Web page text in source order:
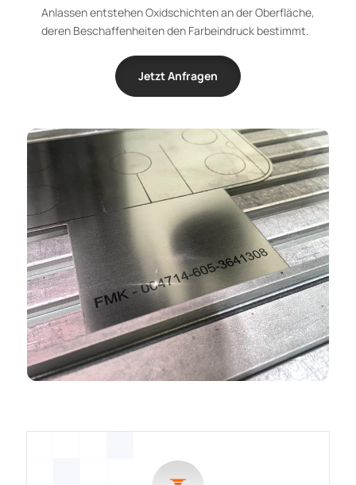
Anlassen entstehen Oxidschichten an der Oberfläche,
deren Beschaffenheiten den Farbeindruck bestimmt.
Jetzt Anfragen